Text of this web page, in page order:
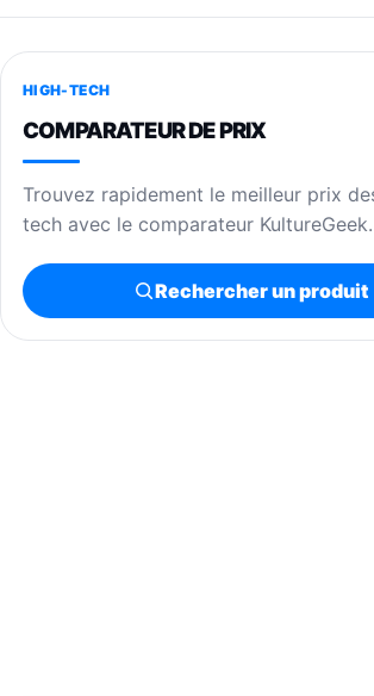
HIGH-TECH
COMPARATEUR DE PRIX
Trouvez rapidement le meilleur prix
tech avec le comparateur KultureGeek.
Rechercher un produit